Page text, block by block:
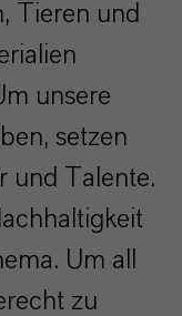
Tieren und
unsere
setzen
und Talente.
Um all
zu